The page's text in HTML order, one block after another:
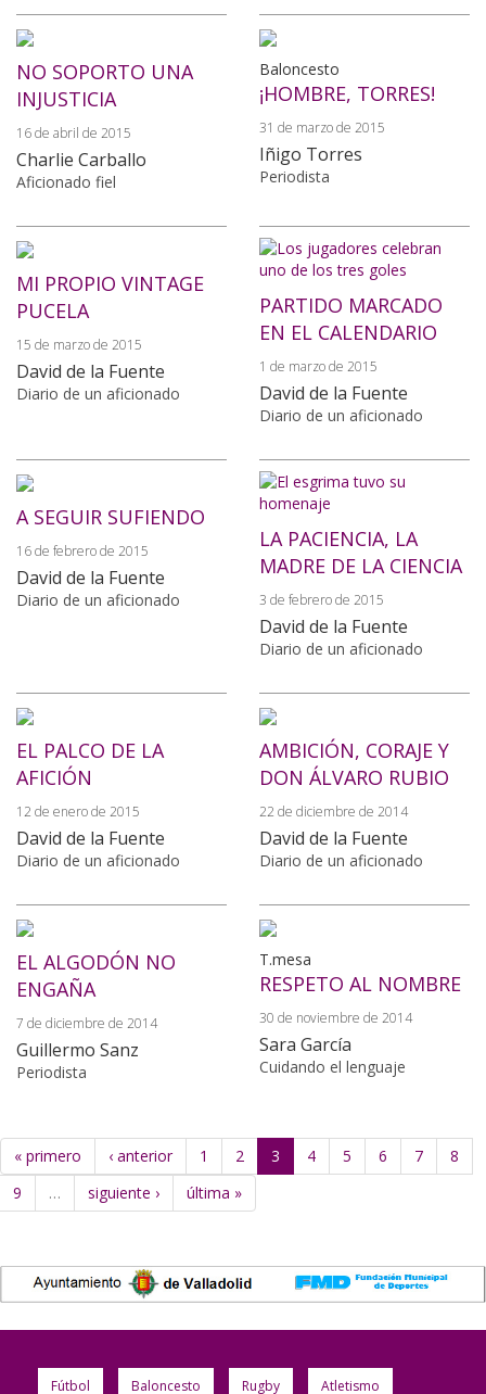
NO SOPORTO UNA
INJUSTICIA
16 de abril de 2015
Charlie Carballo
Aficionado fiel
Baloncesto
¡HOMBRE, TORRES!
31 de marzo de 2015
Iñigo Torres
Periodista
MI PROPIO VINTAGE
PUCELA
15 de marzo de 2015
David de la Fuente
Diario de un aficionado
PARTIDO MARCADO
EN EL CALENDARIO
1 de marzo de 2015
David de la Fuente
Diario de un aficionado
A SEGUIR SUFIENDO
16 de febrero de 2015
David de la Fuente
Diario de un aficionado
LA PACIENCIA, LA
MADRE DE LA CIENCIA
3 de febrero de 2015
David de la Fuente
Diario de un aficionado
EL PALCO DE LA
AFICIÓN
12 de enero de 2015
David de la Fuente
Diario de un aficionado
AMBICIÓN, CORAJE Y
DON ÁLVARO RUBIO
22 de diciembre de 2014
David de la Fuente
Diario de un aficionado
EL ALGODÓN NO
ENGAÑA
7 de diciembre de 2014
Guillermo Sanz
Periodista
T.mesa
RESPETO AL NOMBRE
30 de noviembre de 2014
Sara García
Cuidando el lenguaje
« primero ‹ anterior 1 2 3 4 5 6 7
8
9
… siguiente › última »
Fútbol Baloncesto Rugby Atletismo